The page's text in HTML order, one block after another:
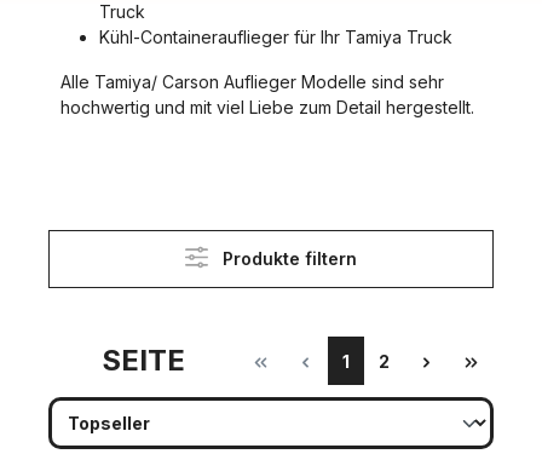
Truck
Kühl-Containerauflieger für Ihr Tamiya Truck
Alle Tamiya/ Carson Auflieger Modelle sind sehr
hochwertig und mit viel Liebe zum Detail hergestellt.
Produkte filtern
SEITE 1 2